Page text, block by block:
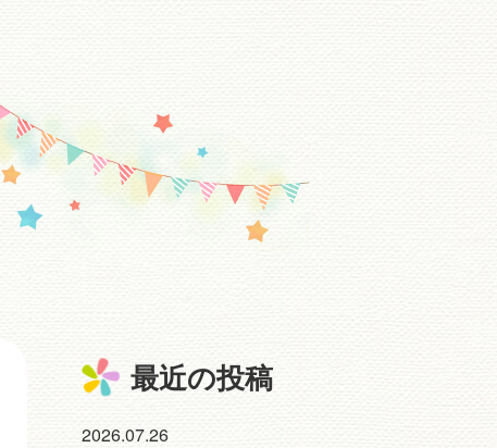
最近の投稿
2026.07.26